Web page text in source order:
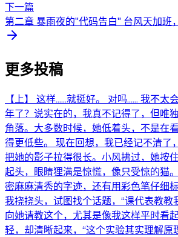
下一篇
第二章 暴雨夜的"代码告白" 台风天加
更多投稿
【上】 这样......就挺好。 对吗...... 我
年了？说实在的，我真不记得了，但唯
角落。大多数时候，她低着头，不是在
得更低些。 现在回想，我已经记不清
把她的影子拉得很长。小风拂过，她按
起头，眼睛狸满是惊慌，像只受惊的猫
密麻麻清秀的字迹，还有用彩色笔仔细
我挠挠头，试图找个话题，“课代表教
向她请教这个，尤其是像我这样平时看
轻，却清晰起来，“这个实验其实理解